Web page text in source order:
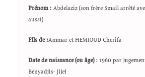
Prénom : Abdelaziz (son frère Smail arrêté
aussi)
Fils de :Ammar et HEMIOUD Cherifa
Date de naissance (ou âge): 1960 par
Benyadjis- Jijel